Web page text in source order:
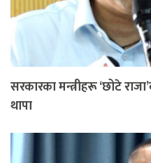
सरकारका मन्त्रीहरू ‘छोटे
थापा